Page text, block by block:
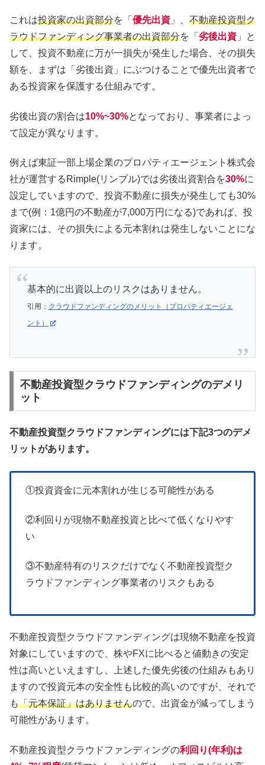
これは投資家の出資部分を「 優先出資 」、 不動産投資型ク
ラウドファンディング事業者の出資部分を「 劣後出資 」と
して、投資不動産に万が一損失が発生した場合、その損失
額を、まずは「劣後出資」にぶつけることで優先出資者で
ある投資家を保護する仕組みです。
劣後出資の割合は10%~30%となっており、事業者によっ
て設定が異なります。
例えば東証一部上場企業のプロパティエージェント株式会
社が運営するRimple(リンプル)では劣後出資割合を30%に
設定していますので、投資不動産に損失が発生しても30%
まで(例：1億円の不動産が7,000万円になる)であれば、投
資家には、その損失による元本割れは発生しないことにな
ります。
基本的に出資以上のリスクはありません。
引用： クラウドファンディングのメリット（プロパティエージェ
ント）
不動産投資型クラウドファンディングのデメリ
ット
不動産投資型クラウドファンディングには下記3つのデメ
リットがあります。
①投資資金に元本割れが生じる可能性がある
②利回りが現物不動産投資と比べて低くなりやす
い
③不動産特有のリスクだけでなく不動産投資型ク
ラウドファンディング事業者のリスクもある
不動産投資型クラウドファンディングは現物不動産を投資
対象にしていますので、株やFXに比べると値動きの安定
性は高いといえますし、上述した優先劣後の仕組みもあり
ますので投資元本の安全性も比較的高いのですが、それで
も「元本保証」はありませんので、出資金が減ってしまう
可能性があります。
不動産投資型クラウドファンディングの利回り(年利)は